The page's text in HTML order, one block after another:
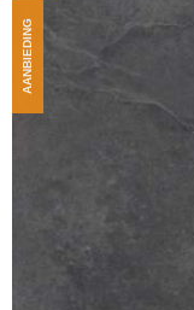
AANBIEDING